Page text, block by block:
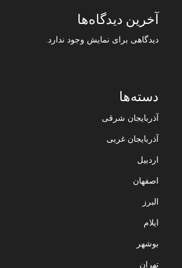
آخرین دیدگاه‌ها
دیدگاهی برای نمایش وجود ندارد.
دسته‌ها
آذربایجان شرقی
آذربایجان غربی
اردبیل
اصفهان
البرز
ایلام
بوشهر
تهران